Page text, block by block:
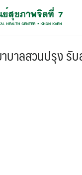
บาลสวนปรุง รั